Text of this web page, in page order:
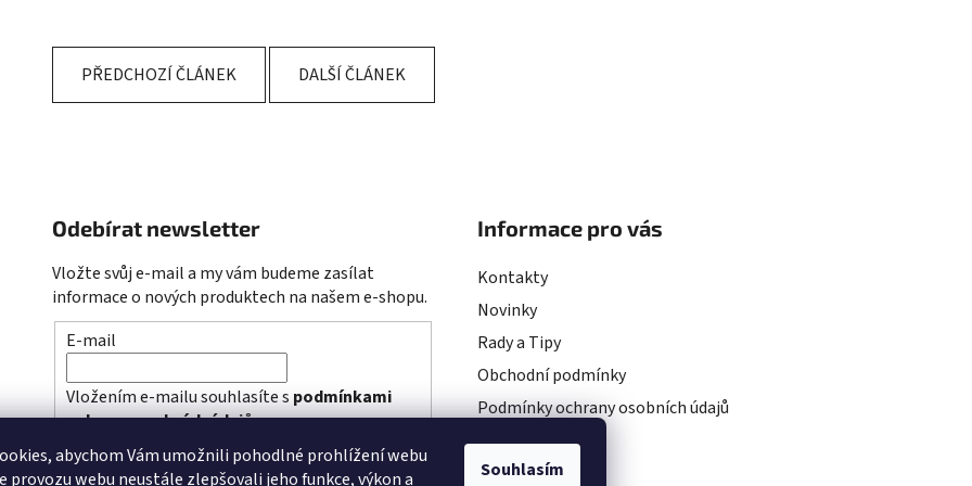
abychom Vám umožnili pohodlné prohlížení webu
provozu webu neustále zlepšovali jeho funkce, výkon a
Souhlasím
PŘEDCHOZÍ ČLÁNEK DALŠÍ ČLÁNEK
Odebírat newsletter
Vložte svůj e-mail a my vám budeme zasílat
informace o nových produktech na našem e-shopu.
E-mail
Vložením e-mailu souhlasíte s podmínkami
ochrany osobních údajů
PŘIHLÁSIT SE
Informace pro vás
Kontakty
Novinky
Rady a Tipy
Obchodní podmínky
Podmínky ochrany osobních údajů
Projekty EU